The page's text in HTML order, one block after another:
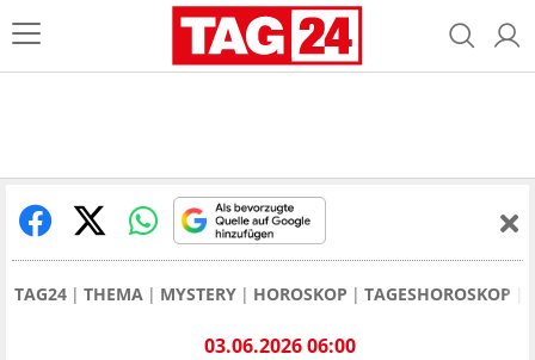
TAG24 THEMA MYSTERY HOROSKOP TAGESHOROSKOP
03.06.2026 06:00